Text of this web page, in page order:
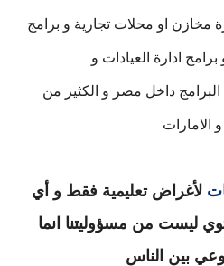
مخازن او محلات تجارية و برامج
ادارة العيادات و
داخل مصر و الكثير من
الامارات
لأغراض تعليمية فقط و أي
ليست من مسؤوليتنا انما
بين الناس